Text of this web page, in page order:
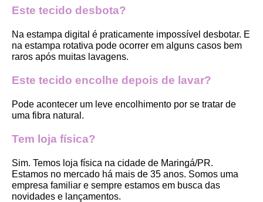
Este tecido desbota?
Na estampa digital é praticamente impossível desbotar. E
na estampa rotativa pode ocorrer em alguns casos bem
raros após muitas lavagens.
Este tecido encolhe depois de lavar?
Pode acontecer um leve encolhimento por se tratar de
uma fibra natural.
Tem loja física?
Sim. Temos loja física na cidade de Maringá/PR.
Estamos no mercado há mais de 35 anos. Somos uma
empresa familiar e sempre estamos em busca das
novidades e lançamentos.